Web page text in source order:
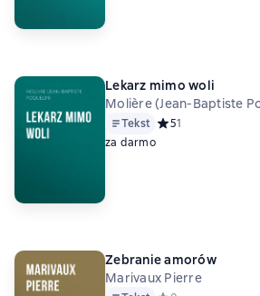
Lekarz mimo woli
Molière (Jean-Baptiste
Tekst Средний рейтинг 5
51
za darmo
Zebranie amorów
Marivaux Pierre